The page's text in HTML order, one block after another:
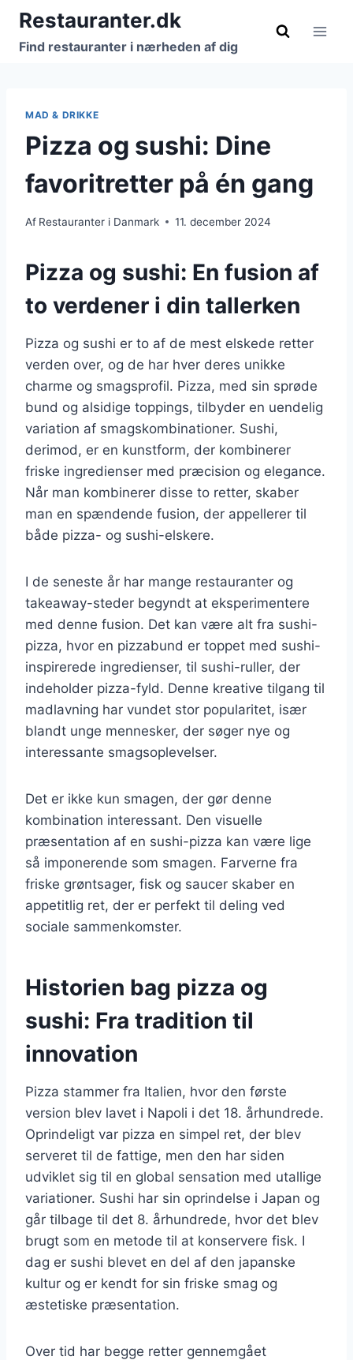
Fortsæt
indhold
Restauranter.dk
Find restauranter i nærheden af dig
MAD & DRIKKE
Pizza og sushi: Dine
favoritretter på én gang
Af Restauranter i Danmark 11. december 2024
Pizza og sushi: En fusion af
to verdener i din tallerken
Pizza og sushi er to af de mest elskede retter
verden over, og de har hver deres unikke
charme og smagsprofil. Pizza, med sin sprøde
bund og alsidige toppings, tilbyder en uendelig
variation af smagskombinationer. Sushi,
derimod, er en kunstform, der kombinerer
friske ingredienser med præcision og elegance.
Når man kombinerer disse to retter, skaber
man en spændende fusion, der appellerer til
både pizza- og sushi-elskere.
I de seneste år har mange restauranter og
takeaway-steder begyndt at eksperimentere
med denne fusion. Det kan være alt fra sushi-
pizza, hvor en pizzabund er toppet med sushi-
inspirerede ingredienser, til sushi-ruller, der
indeholder pizza-fyld. Denne kreative tilgang til
madlavning har vundet stor popularitet, især
blandt unge mennesker, der søger nye og
interessante smagsoplevelser.
Det er ikke kun smagen, der gør denne
kombination interessant. Den visuelle
præsentation af en sushi-pizza kan være lige
så imponerende som smagen. Farverne fra
friske grøntsager, fisk og saucer skaber en
appetitlig ret, der er perfekt til deling ved
sociale sammenkomster.
Historien bag pizza og
sushi: Fra tradition til
innovation
Pizza stammer fra Italien, hvor den første
version blev lavet i Napoli i det 18. århundrede.
Oprindeligt var pizza en simpel ret, der blev
serveret til de fattige, men den har siden
udviklet sig til en global sensation med utallige
variationer. Sushi har sin oprindelse i Japan og
går tilbage til det 8. århundrede, hvor det blev
brugt som en metode til at konservere fisk. I
dag er sushi blevet en del af den japanske
kultur og er kendt for sin friske smag og
æstetiske præsentation.
Over tid har begge retter gennemgået